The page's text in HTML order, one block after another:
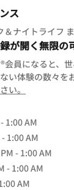
ス
＆ナイトライフ
が開く無限の
員になると、世
い体験の数々を
い。
1:00 AM
1:00 AM
- 1:00 AM
- 1:00 AM
AM